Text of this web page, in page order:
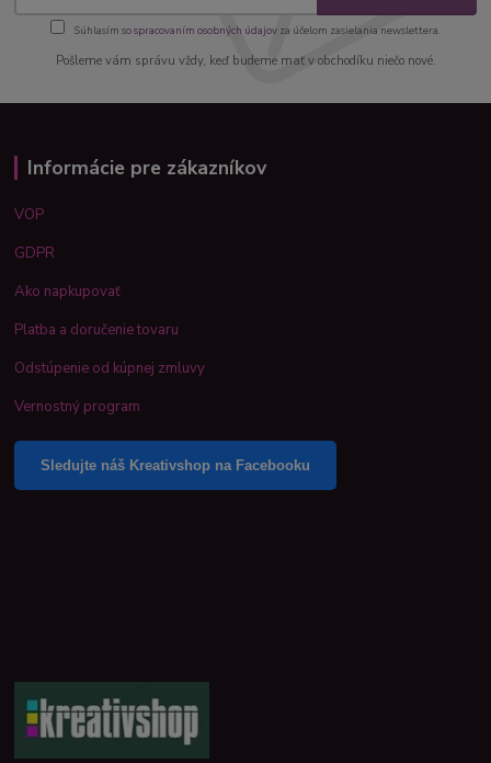
Súhlasím sospracovaním osobných údajov za účelom zasielania newslettera.
Pošleme vám správu vždy, keď budeme mať v obchodíku niečo nové.
Informácie pre zákazníkov
VOP
GDPR
Ako napkupovať
Platba a doručenie tovaru
Odstúpenie od kúpnej zmluvy
Vernostný program
Sledujte náš Kreativshop na Facebooku